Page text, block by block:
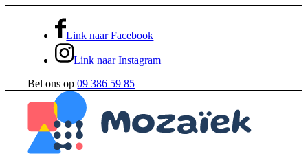
Link naar Facebook
Link naar Instagram
Bel ons op09 386 59 85